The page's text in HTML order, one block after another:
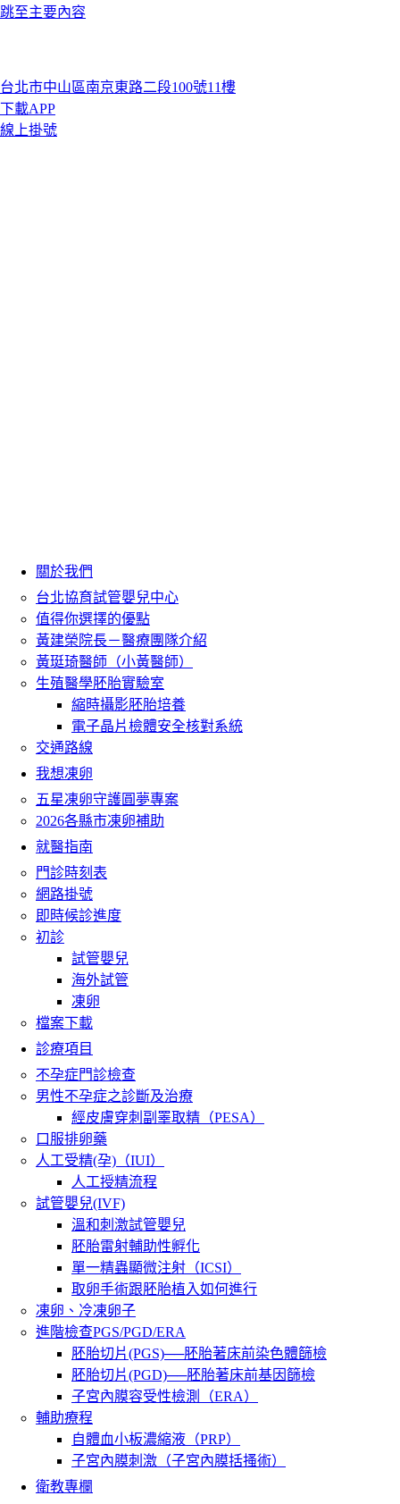
跳至主要內容
台北市中山區南京東路二段100號11樓
下載APP
線上掛號
關於我們
台北協育試管嬰兒中心
值得你選擇的優點
黃建榮院長－醫療團隊介紹
黃珽琦醫師（小黃醫師）
生殖醫學胚胎實驗室
縮時攝影胚胎培養
電子晶片檢體安全核對系統
交通路線
我想凍卵
五星凍卵守護圓夢專案
2026各縣市凍卵補助
就醫指南
門診時刻表
網路掛號
即時候診進度
初診
試管嬰兒
海外試管
凍卵
檔案下載
診療項目
不孕症門診檢查
男性不孕症之診斷及治療
經皮膚穿刺副睪取精（PESA）
口服排卵藥
人工受精(孕)（IUI）
人工授精流程
試管嬰兒(IVF)
溫和刺激試管嬰兒
胚胎雷射輔助性孵化
單一精蟲顯微注射（ICSI）
取卵手術跟胚胎植入如何進行
凍卵、冷凍卵子
進階檢查PGS/PGD/ERA
胚胎切片(PGS)──胚胎著床前染色體篩檢
胚胎切片(PGD)──胚胎著床前基因篩檢
子宮內膜容受性檢測（ERA）
輔助療程
自體血小板濃縮液（PRP）
子宮內膜刺激（子宮內膜括搔術）
衛教專欄